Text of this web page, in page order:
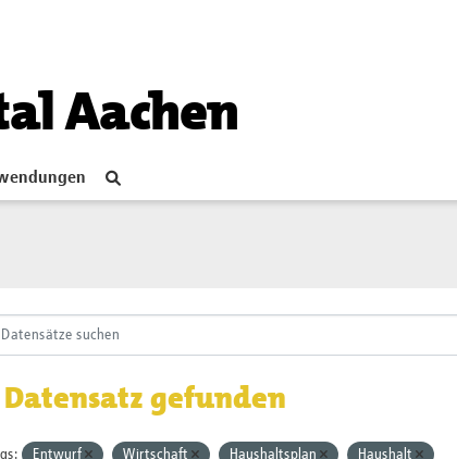
Aachen
Datensatz gefunden
Entwurf Wirtschaft Haushaltsplan Haushalt